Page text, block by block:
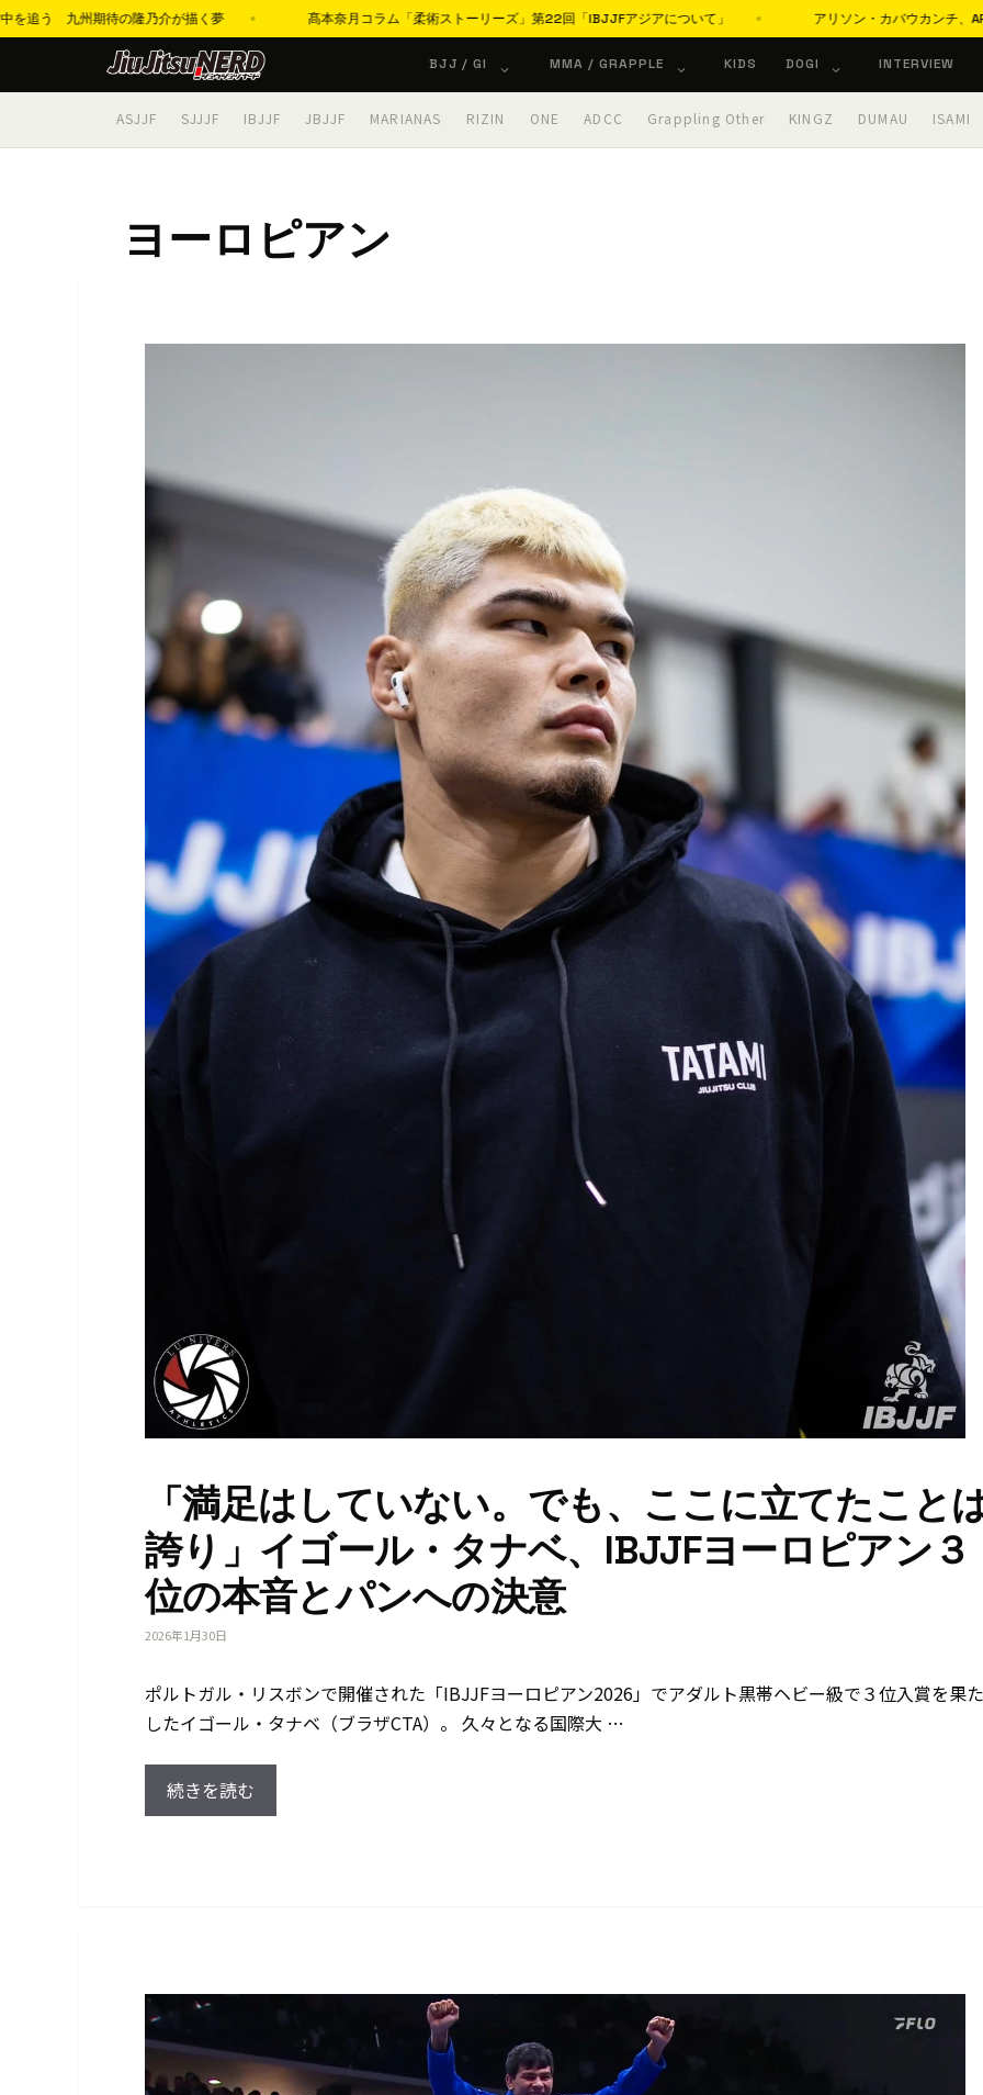
の隆乃介が描く夢 髙本奈月コラム「柔術ストーリーズ」第22回「IBJJFアジアについて」 アリソン・カバウカンチ、ARTチャレンジ
BJJ / GI MMA / GRAPPLE KIDS DOGI INTERVIEW
ASJJF SJJJF IBJJF JBJJF MARIANAS RIZIN ONE ADCC Grappling Other KINGZ DUMAU ISAMI
ヨーロピアン
「満足はしていない。でも、ここに立てたこと
誇り」イゴール・タナベ、IBJJFヨーロピアン３
位の本音とパンへの決意
2026年1月30日
ポルトガル・リスボンで開催された「IBJJFヨーロピアン2026」でアダルト黒帯ヘビー級で３位入賞を果た
したイゴール・タナベ（ブラザCTA）。 久々となる国際大 …
続きを読む